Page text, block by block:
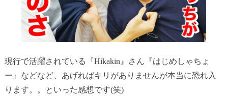
現行で活躍されている『Hikakin』さん『はじめしゃちょ
ー』などなど、あげればキリがありませんが本当に恐れ入
ります。。といった感想です(笑)